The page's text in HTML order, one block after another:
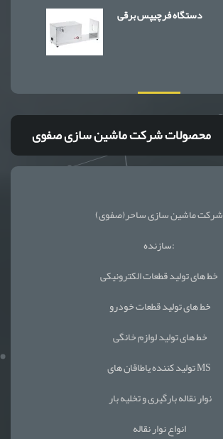
دستگاه فرچیپس برقی
محصولات شرکت ماشین سازی صفوی
شرکت ماشین سازی ساحر(صفوی)
سازنده:
خط های تولید قطعات الکترونیکی
خط های تولید قطعات خودرو
خط های تولید لوازم خانگی
تولید کننده یاطاقان های MS
نوار نقاله بارگیری و تخلیه بار
انواع نوار نقاله